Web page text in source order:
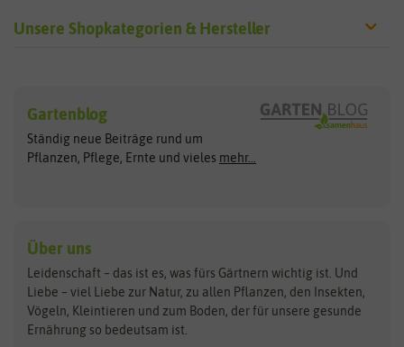
Unsere Shopkategorien & Hersteller
Exotische Samen
Gemüsesamen
Gründünger
Kräutersamen
Obstsamen
Pilzbrut
Rasensamen
Steckzwiebeln
Arche Noah
ASB Greenworld
Benary
Bingenheimer Saatgut
Bionana
Clever Pots
COMPO
Dürr-Samen
Gartenblog
Ständig neue Beiträge rund um
Pflanzen, Pflege, Ernte und vieles mehr...
Über uns
Leidenschaft – das ist es, was fürs Gärtnern wichtig ist. Und
Liebe – viel Liebe zur Natur, zu allen Pflanzen, den Insekten,
Vögeln, Kleintieren und zum Boden, der für unsere gesunde
Ernährung so bedeutsam ist.